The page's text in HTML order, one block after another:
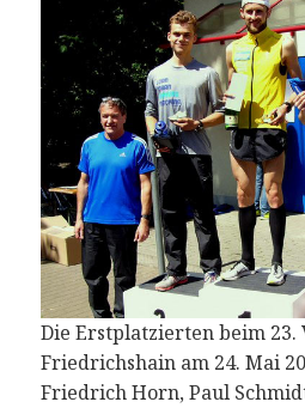
Die Erstplatzierten beim
Friedrichshain am 24. Mai
Friedrich Horn, Paul